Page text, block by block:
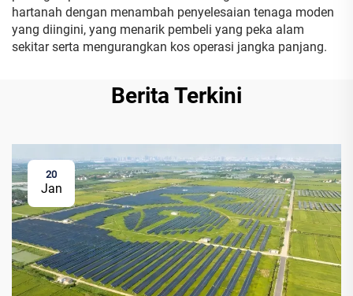
hartanah dengan menambah penyelesaian tenaga moden
yang diingini, yang menarik pembeli yang peka alam
sekitar serta mengurangkan kos operasi jangka panjang.
Berita Terkini
20
Jan